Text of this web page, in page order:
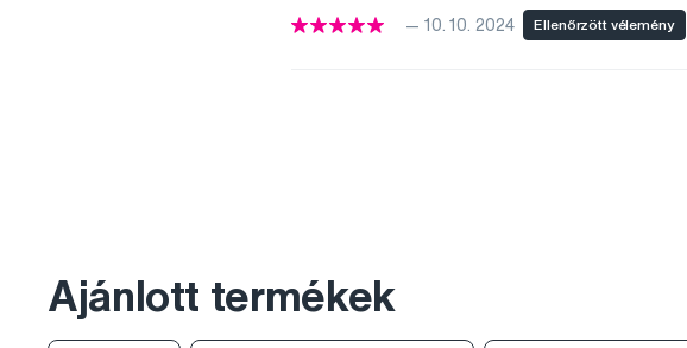
— 10. 10. 2024 Ellenőrzött vélemény
Ajánlott termékek